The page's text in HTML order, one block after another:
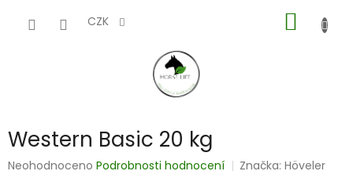
CZK
KOŠÍK
Western Basic 20 kg
Průměrné
Neohodnoceno Podrobnosti hodnocení Značka:Höveler